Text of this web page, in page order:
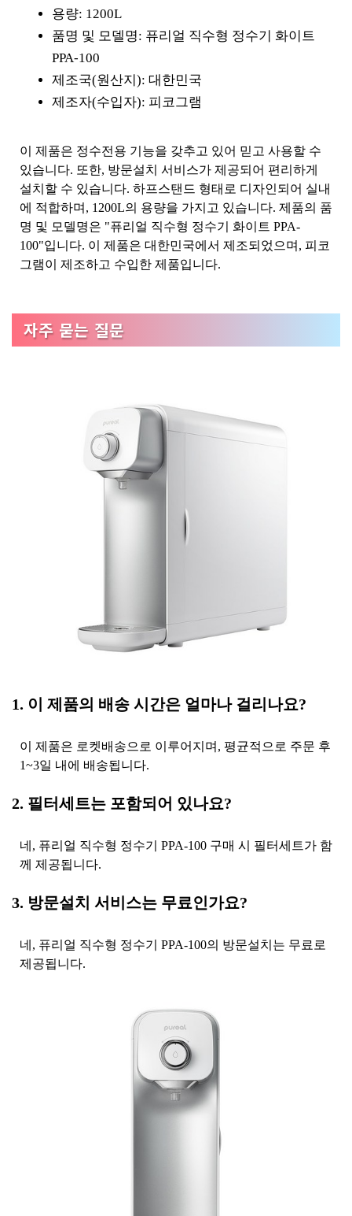
용량: 1200L
품명 및 모델명: 퓨리얼 직수형 정수기 화이트
PPA-100
제조국(원산지): 대한민국
제조자(수입자): 피코그램
이 제품은 정수전용 기능을 갖추고 있어 믿고 사용할 수
있습니다. 또한, 방문설치 서비스가 제공되어 편리하게
설치할 수 있습니다. 하프스탠드 형태로 디자인되어 실내
에 적합하며, 1200L의 용량을 가지고 있습니다. 제품의 품
명 및 모델명은 "퓨리얼 직수형 정수기 화이트 PPA-
100"입니다. 이 제품은 대한민국에서 제조되었으며, 피코
그램이 제조하고 수입한 제품입니다.
자주 묻는 질문
1. 이 제품의 배송 시간은 얼마나 걸리나요?
이 제품은 로켓배송으로 이루어지며, 평균적으로 주문 후
1~3일 내에 배송됩니다.
2. 필터세트는 포함되어 있나요?
네, 퓨리얼 직수형 정수기 PPA-100 구매 시 필터세트가 함
께 제공됩니다.
3. 방문설치 서비스는 무료인가요?
네, 퓨리얼 직수형 정수기 PPA-100의 방문설치는 무료로
제공됩니다.